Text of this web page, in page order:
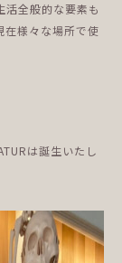
全般的な要素も
在様々な場所で使
は誕生いたし